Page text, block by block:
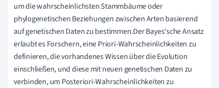
um die wahrscheinlichsten Stammbäume oder
phylogenetischen Beziehungen zwischen Arten basierend
auf genetischen Daten zu bestimmen.Der Bayes'sche Ansatz
erlaubt es Forschern, eine Priori-Wahrscheinlichkeiten zu
definieren, die vorhandenes Wissen über die Evolution
einschließen, und diese mit neuen genetischen Daten zu
verbinden, um Posteriori-Wahrscheinlichkeiten zu